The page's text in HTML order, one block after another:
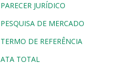
PARECER JURÍDICO
PESQUISA DE MERCADO
TERMO DE REFERÊNCIA
ATA TOTAL